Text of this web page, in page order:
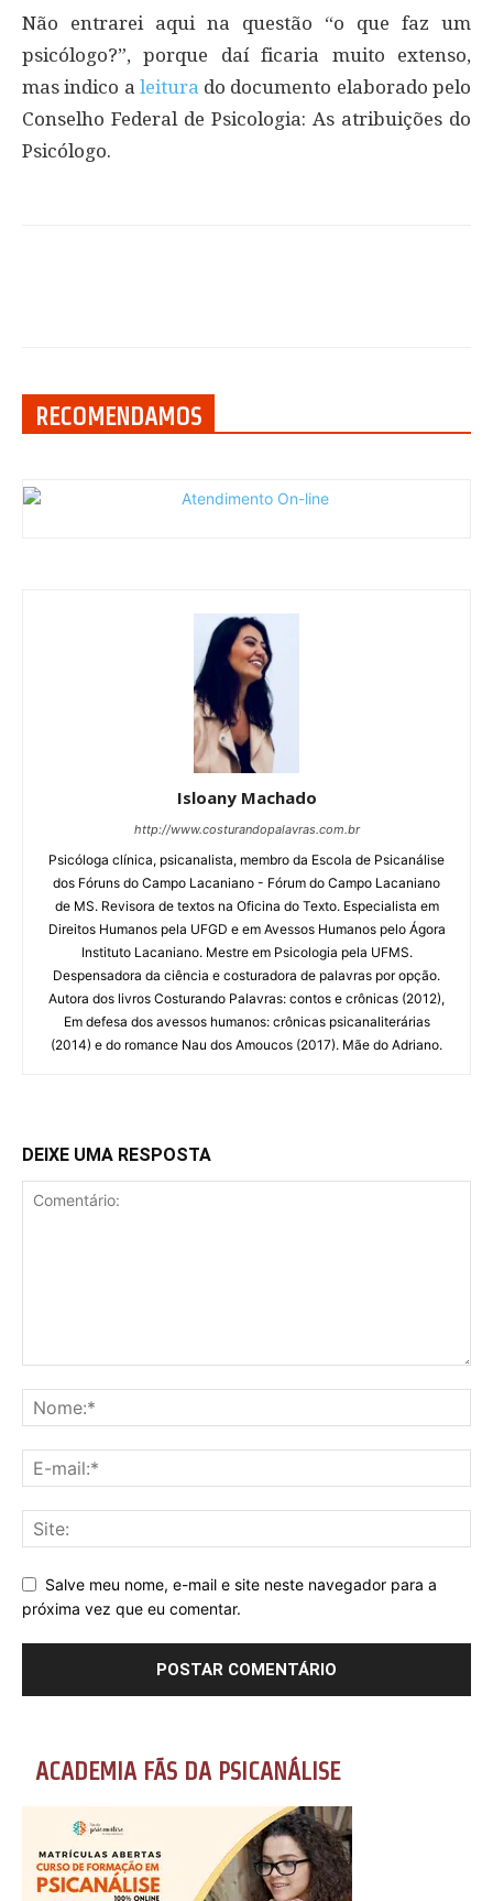
Não entrarei aqui na questão “o que faz um
psicólogo?”, porque daí ficaria muito extenso,
mas indico a leitura do documento elaborado pelo
Conselho Federal de Psicologia: As atribuições do
Psicólogo.
RECOMENDAMOS
Isloany Machado
http://www.costurandopalavras.com.br
Psicóloga clínica, psicanalista, membro da Escola de Psicanálise
dos Fóruns do Campo Lacaniano - Fórum do Campo Lacaniano
de MS. Revisora de textos na Oficina do Texto. Especialista em
Direitos Humanos pela UFGD e em Avessos Humanos pelo Ágora
Instituto Lacaniano. Mestre em Psicologia pela UFMS.
Despensadora da ciência e costuradora de palavras por opção.
Autora dos livros Costurando Palavras: contos e crônicas (2012),
Em defesa dos avessos humanos: crônicas psicanaliterárias
(2014) e do romance Nau dos Amoucos (2017). Mãe do Adriano.
DEIXE UMA RESPOSTA
Salve meu nome, e-mail e site neste navegador para a
próxima vez que eu comentar.
ACADEMIA FÃS DA PSICANÁLISE